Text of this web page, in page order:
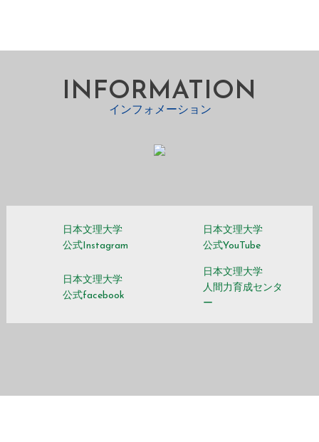
INFORMATION
インフォメーション
日本文理大学
公式Instagram
日本文理大学
公式YouTube
日本文理大学
公式facebook
日本文理大学
人間力育成センタ
ー